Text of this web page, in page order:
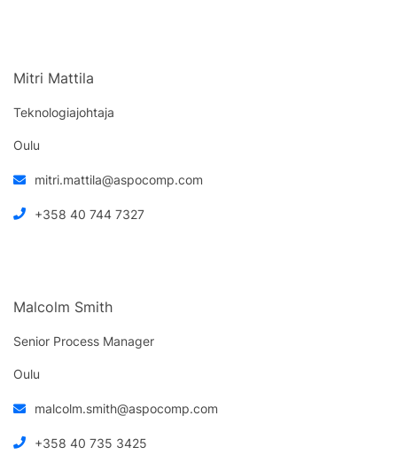
Mitri Mattila
Teknologiajohtaja
Oulu
mitri.mattila@aspocomp.com
+358 40 744 7327
Malcolm Smith
Senior Process Manager
Oulu
malcolm.smith@aspocomp.com
+358 40 735 3425